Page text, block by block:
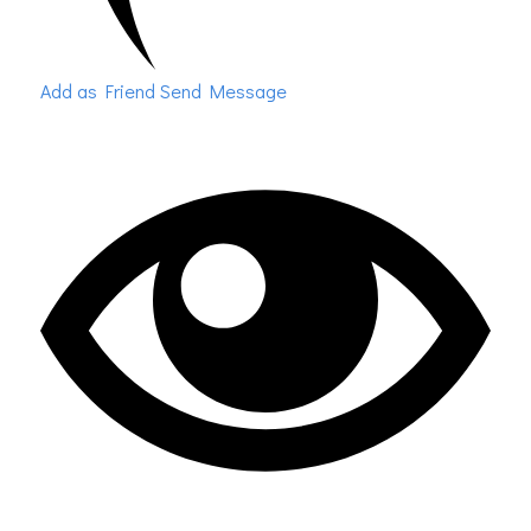
Add as Friend Send Message